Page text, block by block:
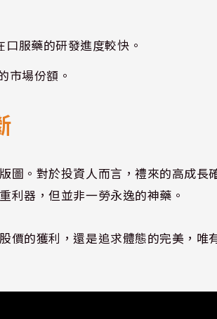
服藥的研發進度較快。
市場份額。
圖。對於投資人而言，禮來的高成長
利器，但並非一勞永逸的神藥。
價的獲利，還是追求體態的完美，唯